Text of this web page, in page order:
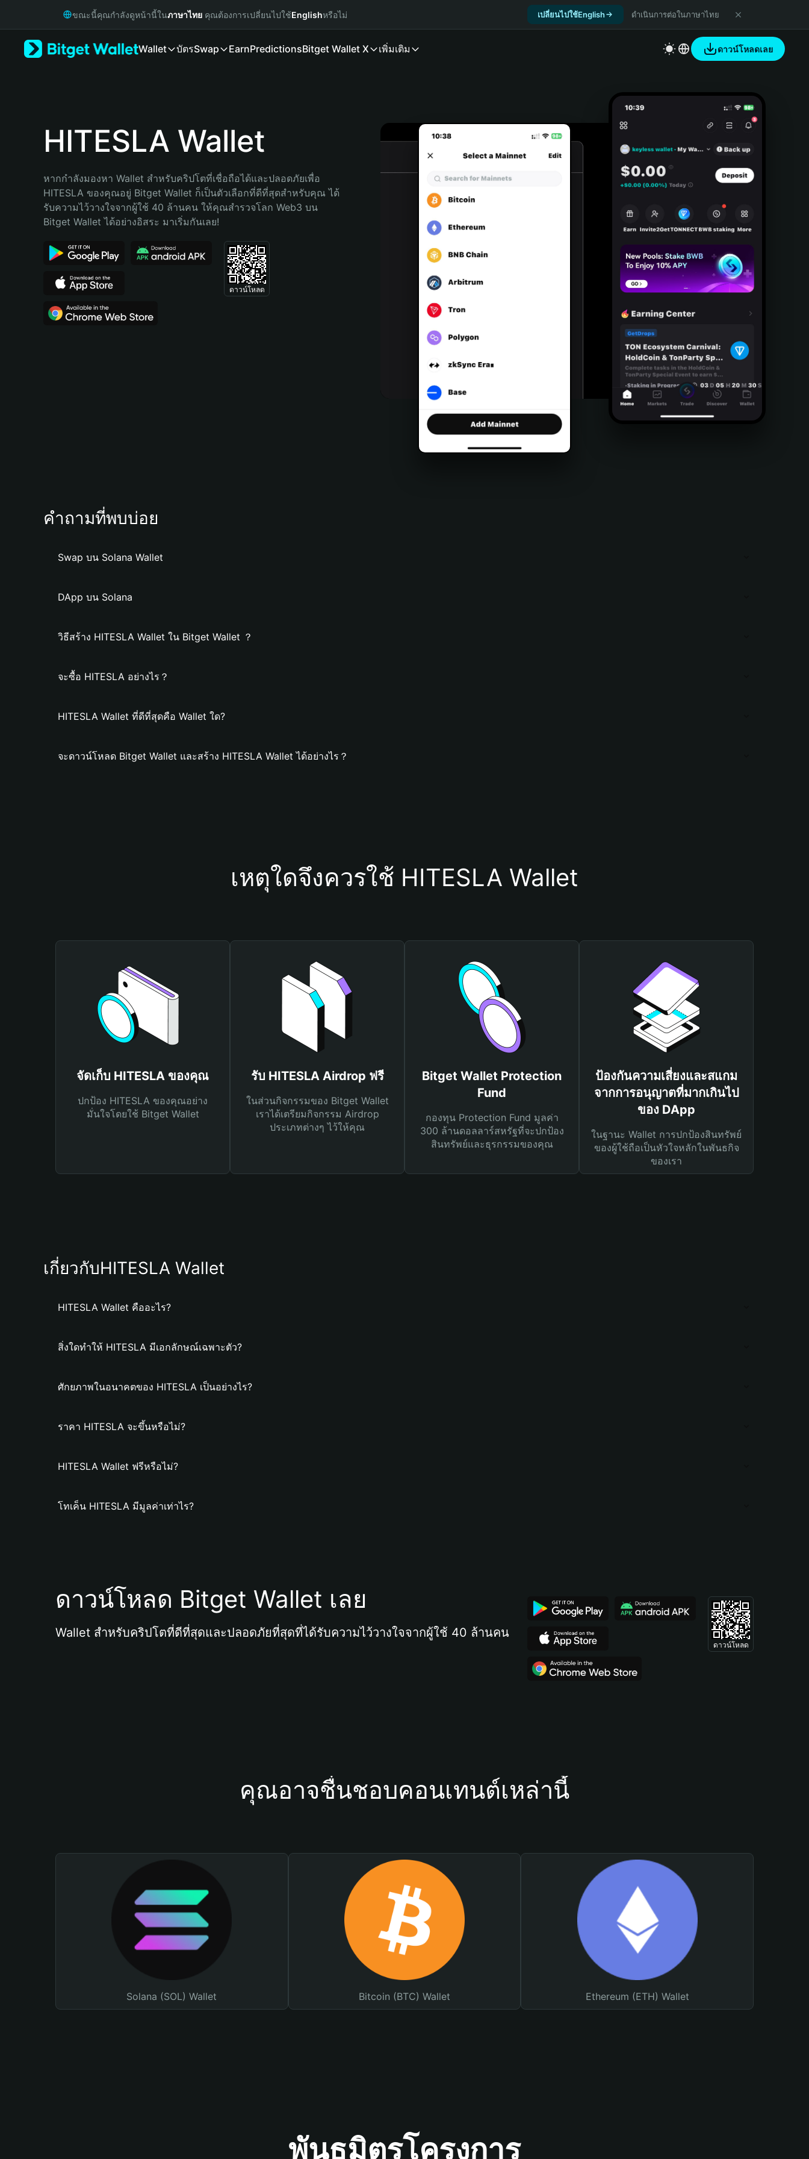
Русский
Bahasa Indonesia
Português (Brasil)
ขณะนี้คุณกำลังดูหน้านี้ในภาษาไทย คุณต้องการเปลี่ยนไปใช้Englishหรือไม่ เปลี่ยนไปใช้English ดำเนินการต่อในภาษาไทย
Wallet บัตรSwap EarnPredictionsBitget Wallet X เพิ่มเติม ดาวน์โหลดเลย
HITESLA Wallet
หากกำลังมองหา Wallet สำหรับคริปโตที่เชื่อถือได้และปลอดภัยเพื่อ
HITESLA ของคุณอยู่ Bitget Wallet ก็เป็นตัวเลือกที่ดีที่สุดสำหรับคุณ ได้
รับความไว้วางใจจากผู้ใช้ 40 ล้านคน ให้คุณสำรวจโลก Web3 บน
Bitget Wallet ได้อย่างอิสระ มาเริ่มกันเลย!
ดาวน์โหลด
คำถามที่พบบ่อย
Swap บน Solana Wallet
DApp บน Solana
วิธีสร้าง HITESLA Wallet ใน Bitget Wallet ？
จะซื้อ HITESLA อย่างไร？
HITESLA Wallet ที่ดีที่สุดคือ Wallet ใด?
จะดาวน์โหลด Bitget Wallet และสร้าง HITESLA Wallet ได้อย่างไร？
เหตุใดจึงควรใช้ HITESLA Wallet
จัดเก็บ HITESLA ของคุณ
ปกป้อง HITESLA ของคุณอย่าง
มั่นใจโดยใช้ Bitget Wallet
รับ HITESLA Airdrop ฟรี
ในส่วนกิจกรรมของ Bitget Wallet
เราได้เตรียมกิจกรรม Airdrop
ประเภทต่างๆ ไว้ให้คุณ
Bitget Wallet Protection
Fund
กองทุน Protection Fund มูลค่า
300 ล้านดอลลาร์สหรัฐที่จะปกป้อง
สินทรัพย์และธุรกรรมของคุณ
ป้องกันความเสี่ยงและสแกม
จากการอนุญาตที่มากเกินไป
ของ DApp
ในฐานะ Wallet การปกป้องสินทรัพย์
ของผู้ใช้ถือเป็นหัวใจหลักในพันธกิจ
ของเรา
เกี่ยวกับHITESLA Wallet
HITESLA Wallet คืออะไร?
สิ่งใดทำให้ HITESLA มีเอกลักษณ์เฉพาะตัว?
ศักยภาพในอนาคตของ HITESLA เป็นอย่างไร?
ราคา HITESLA จะขึ้นหรือไม่?
HITESLA Wallet ฟรีหรือไม่?
โทเค็น HITESLA มีมูลค่าเท่าไร?
ดาวน์โหลด Bitget Wallet เลย
Wallet สำหรับคริปโตที่ดีที่สุดและปลอดภัยที่สุดที่ได้รับความไว้วางใจจากผู้ใช้ 40 ล้านคน
ดาวน์โหลด
คุณอาจชื่นชอบคอนเทนต์เหล่านี้
Solana (SOL) Wallet Bitcoin (BTC) Wallet Ethereum (ETH) Wallet
พันธมิตรโครงการ